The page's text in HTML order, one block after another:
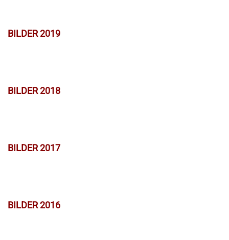
BILDER 2019
BILDER 2018
BILDER 2017
BILDER 2016